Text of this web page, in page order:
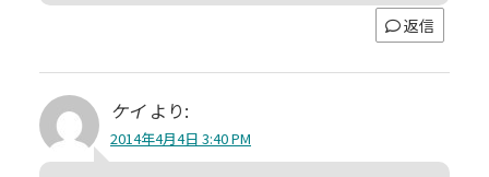
返信
ケイ より:
2014年4月4日 3:40 PM